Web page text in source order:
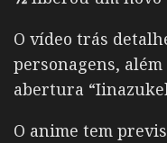
O vídeo trás
personagens,
abertura
O anime tem